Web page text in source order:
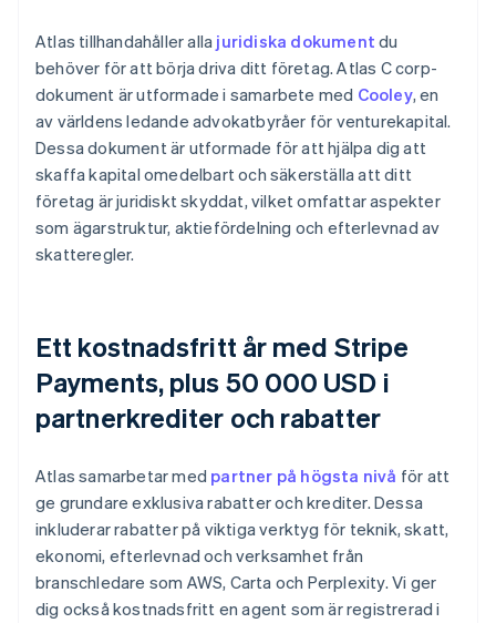
Atlas tillhandahåller alla juridiska dokument du
behöver för att börja driva ditt företag. Atlas C corp-
dokument är utformade i samarbete med Cooley, en
av världens ledande advokatbyråer för venturekapital.
Dessa dokument är utformade för att hjälpa dig att
skaffa kapital omedelbart och säkerställa att ditt
företag är juridiskt skyddat, vilket omfattar aspekter
som ägarstruktur, aktiefördelning och efterlevnad av
skatteregler.
Ett kostnadsfritt år med Stripe
Payments, plus 50 000 USD i
partnerkrediter och rabatter
Atlas samarbetar med partner på högsta nivå för att
ge grundare exklusiva rabatter och krediter. Dessa
inkluderar rabatter på viktiga verktyg för teknik, skatt,
ekonomi, efterlevnad och verksamhet från
branschledare som AWS, Carta och Perplexity. Vi ger
dig också kostnadsfritt en agent som är registrerad i